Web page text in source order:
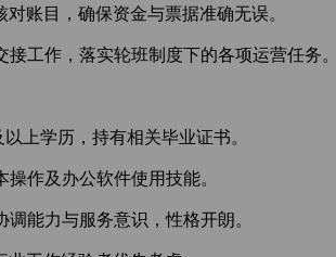
账目，确保资金与票据准确无误。
工作，落实轮班制度下的各项运营任务。
上学历，持有相关毕业证书。
作及办公软件使用技能。
能力与服务意识，性格开朗。